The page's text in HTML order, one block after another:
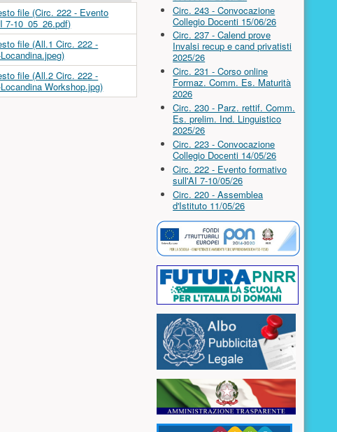
Circ. 243 - Convocazione
Collegio Docenti 15/06/26
Circ. 237 - Calend prove
Invalsi recup e cand privatisti
2025/26
Circ. 231 - Corso online
Formaz. Comm. Es. Maturità
2026
Circ. 230 - Parz. rettif. Comm.
Es. prelim. Ind. Linguistico
2025/26
Circ. 223 - Convocazione
Collegio Docenti 14/05/26
Circ. 222 - Evento formativo
sull'AI 7-10/05/26
Circ. 220 - Assemblea
d'Istituto 11/05/26